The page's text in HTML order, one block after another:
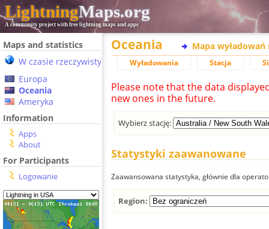
LightningMaps.org
A community project with free lightning maps and apps
Maps and statistics
W czasie rzeczywistym
Europa
Oceania
Ameryka
Information
Apps
About
For Participants
Logowanie
Oceania Mapa wyładowań
Wyładowania Stacja
Please note that the data
new ones in the future.
Wybierz stację:
Statystyki zaawanowane
Zaawansowana statystyka, głównie dla
Region: